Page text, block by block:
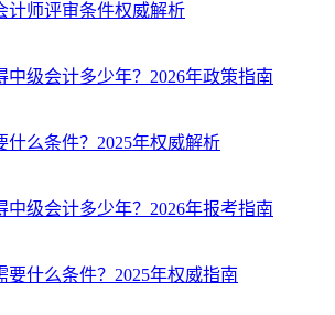
计师评审条件权威解析
中级会计多少年？2026年政策指南
什么条件？2025年权威解析
中级会计多少年？2026年报考指南
要什么条件？2025年权威指南